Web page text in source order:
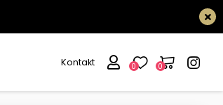
Kontakt 0 0